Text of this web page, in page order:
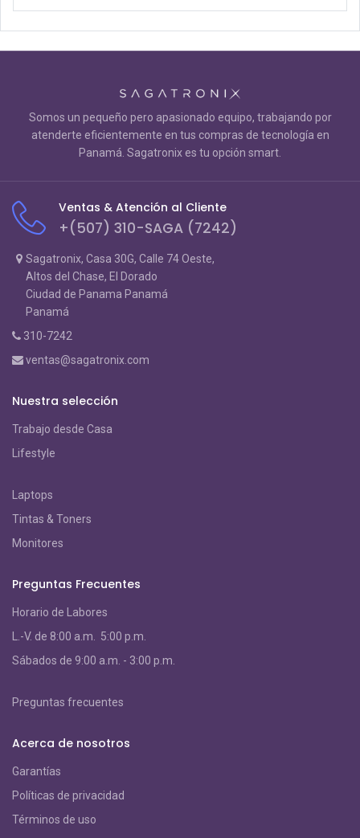
Somos un pequeño pero apasionado equipo, trabajando por
atenderte eficientemente en tus compras de tecnología en
Panamá. Sagatronix es tu opción smart.
Ventas & Atención al Cliente
+(507) 310-SAGA (7242)
Sagatronix, Casa 30G, Calle 74 Oeste,
Altos del Chase, El Dorado
Ciudad de Panama Panamá
Panamá
310-7242
ventas@sagatronix.com
Nuestra selección
Trabajo desde Casa
Lifestyle
Laptops
Tintas & Toners
Monitores
Preguntas Frecuentes
Horario de Labores
L.-V. de 8:00 a.m. 5:00 p.m.
Sábados de 9:00 a.m. - 3:00 p.m.
Preguntas frecuentes
Acerca de nosotros
Garantías
Políticas de privacidad
Términos de uso